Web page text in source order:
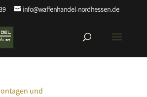
info@waffenhandel-nordhessen.de
und